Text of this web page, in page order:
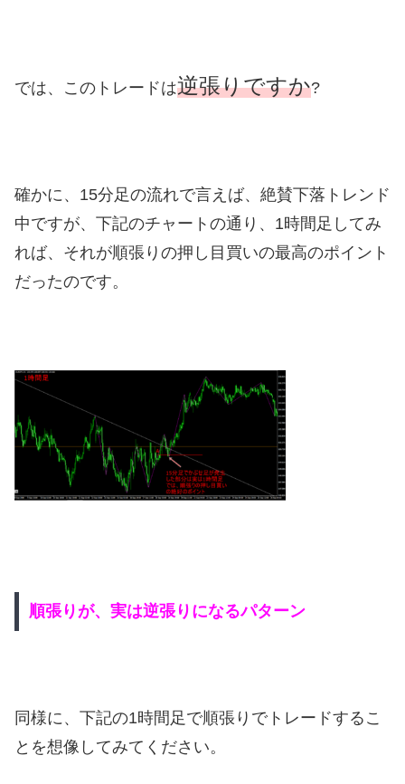
では、このトレードは逆張りですか?
確かに、15分足の流れで言えば、絶賛下落トレンド
中ですが、下記のチャートの通り、1時間足してみ
れば、それが順張りの押し目買いの最高のポイント
だったのです。
順張りが、実は逆張りになるパターン
同様に、下記の1時間足で順張りでトレードするこ
とを想像してみてください。